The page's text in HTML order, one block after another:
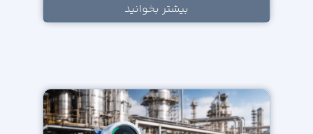
بیشتر بخوانید